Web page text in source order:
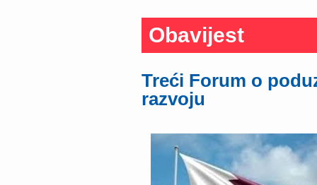
Obavijest
Treći Forum o
razvoju